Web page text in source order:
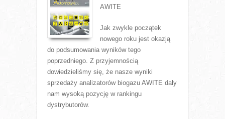
AWITE
Jak zwykle początek
nowego roku jest okazją
do podsumowania wyników tego
poprzedniego. Z przyjemnością
dowiedzieliśmy się, że nasze wyniki
sprzedaży analizatorów biogazu AWITE dały
nam wysoką pozycję w rankingu
dystrybutorów.